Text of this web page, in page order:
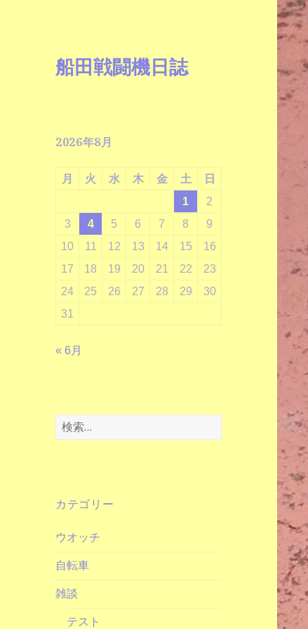
船田戦闘機日誌
2026年8月
月 火 水 木 金 土
日
1
2
3
4 5 6 7 8
9
10
11 12 13 14 15
16
17
18 19 20 21 22
23
24
25 26 27 28 29
30
31
« 6月
検
索:
カテゴリー
ウオッチ
自転車
雑談
テスト